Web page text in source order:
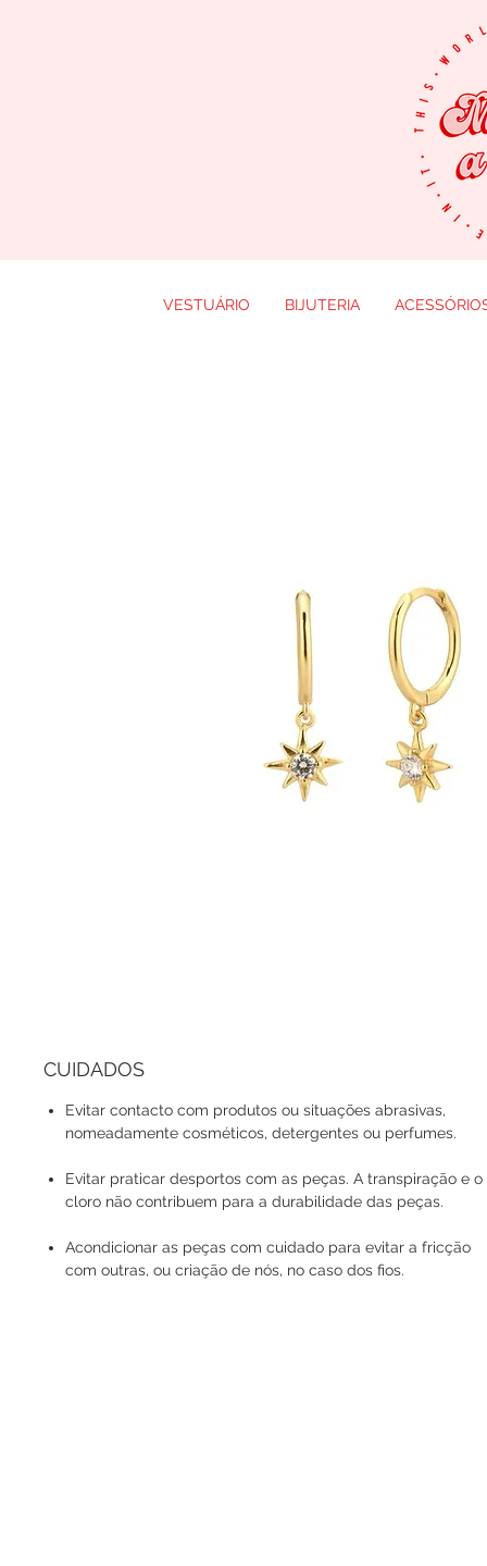
CUIDADOS
Evitar contacto com produtos ou situações abrasivas,
nomeadamente cosméticos, detergentes ou perfumes.
Evitar praticar desportos com as peças. A transpiração e o
cloro não contribuem para a durabilidade das peças.
Acondicionar as peças com cuidado para evitar a fricção
com outras, ou criação de nós, no caso dos fios.
VESTUÁRIO BIJUTERIA